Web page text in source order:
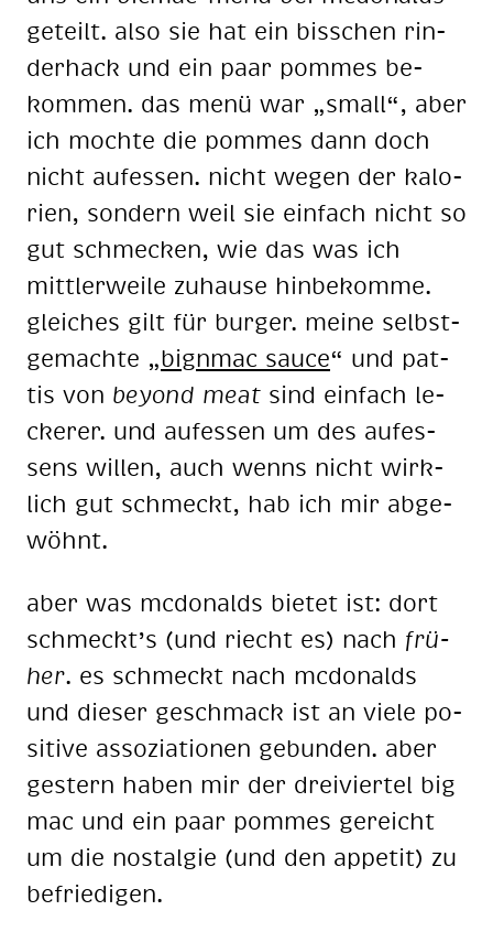
ge­teilt. also sie hat ein biss­chen rin­
der­hack und ein paar pom­mes be­
kom­men. das menü war „small“, aber
ich moch­te die pom­mes dann doch
nicht auf­es­sen. nicht we­gen der ka­lo­
rien, son­dern weil sie ein­fach nicht so
gut schme­cken, wie das was ich
mitt­ler­wei­le zu­hau­se hin­be­kom­me.
glei­ches gilt für bur­ger. mei­ne selbst­
ge­mach­te „bign­mac sau­ce“ und pat­
tis von bey­ond meat sind ein­fach le­
cke­rer. und auf­es­sen um des auf­es­
sens wil­len, auch wenns nicht wirk­
lich gut schmeckt, hab ich mir ab­ge­
wöhnt.
aber was mc­do­nalds bie­tet ist: dort
schmeckt’s (und riecht es) nach frü­
her. es schmeckt nach mc­do­nalds
und die­ser ge­schmack ist an vie­le po­
si­ti­ve as­so­zia­tio­nen ge­bun­den. aber
ges­tern ha­ben mir der drei­vier­tel big
mac und ein paar pom­mes ge­reicht
um die nost­al­gie (und den ap­pe­tit) zu
be­frie­di­gen.